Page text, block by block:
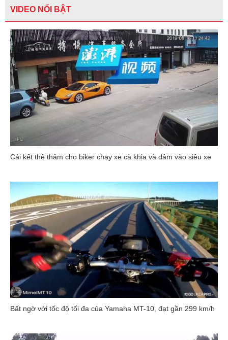
VIDEO NỔI BẬT
Cái kết thê thảm cho biker chạy xe cà khịa và đâm vào siêu xe
Bất ngờ với tốc độ tối đa của Yamaha MT-10, đạt gần 299 km/h